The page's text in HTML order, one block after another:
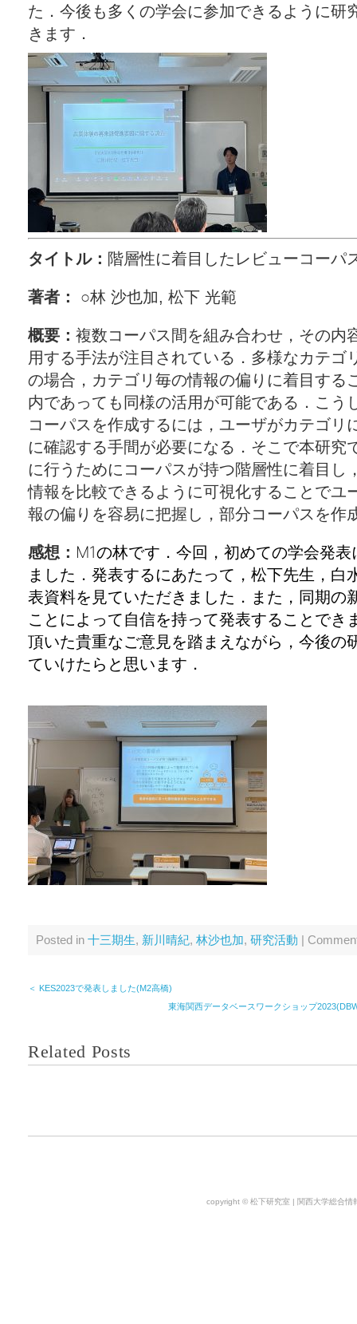
た．今後も多くの学会に参加できるように研
きます．
タイトル： 階層性に着目したレビューコーパ
著者： ○林 沙也加, 松下 光範
概要： 複数コーパス間を組み合わせ，その内
用する手法が注目されている．多様なカテゴ
の場合，カテゴリ毎の情報の偏りに着目する
内であっても同様の活用が可能である．こう
コーパスを作成するには，ユーザがカテゴリ
に確認する手間が必要になる．そこで本研究
に行うためにコーパスが持つ階層性に着目し
情報を比較できるように可視化することでユ
報の偏りを容易に把握し，部分コーパスを作
感想： M1の林です．今回，初めての学会発
ました．発表するにあたって，松下先生，白
表資料を見ていただきました．また，同期の
ことによって自信を持って発表することでき
頂いた貴重なご意見を踏まえながら，今後の
ていけたらと思います．
Posted in 十三期生, 新川晴紀, 林沙也加, 研究活動 |
＜ KES2023で発表しました(M2高橋)
東海関西データベースワークショップ
Related Posts
copyright © 松下研究室 | 関西大学総合